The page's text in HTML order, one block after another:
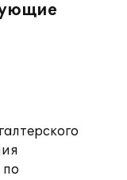
по